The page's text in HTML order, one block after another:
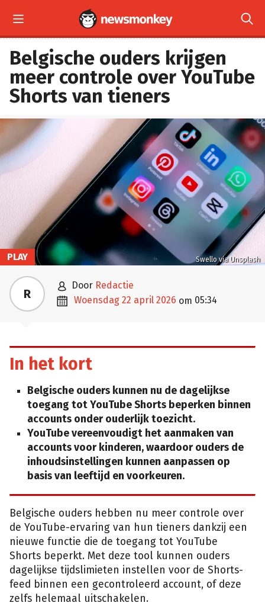
 
Belgische ouders krijgen
meer controle over YouTube
Shorts van tieners
Swello via Unsplash
PLAY
R  door Redactie
 woensdag 22 april 2026 om 05:34
In het kort
Belgische ouders kunnen nu de dagelijkse
toegang tot YouTube Shorts beperken binnen
accounts onder ouderlijk toezicht.
YouTube vereenvoudigt het aanmaken van
accounts voor kinderen, waardoor ouders de
inhoudsinstellingen kunnen aanpassen op
basis van leeftijd en voorkeuren.
Belgische ouders hebben nu meer controle over
de YouTube-ervaring van hun tieners dankzij een
nieuwe functie die de toegang tot YouTube
Shorts beperkt. Met deze tool kunnen ouders
dagelijkse tijdslimieten instellen voor de Shorts-
feed binnen een gecontroleerd account, of deze
zelfs helemaal uitschakelen.